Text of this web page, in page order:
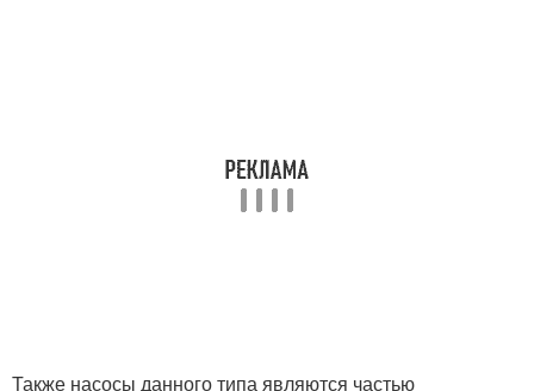
Также насосы данного типа являются частью